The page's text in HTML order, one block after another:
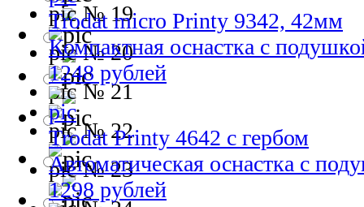
№ 19
№ 20
№ 21
№ 22
№ 23
Trodat micro Printy 9342, 42мм
Компактная оснастка с
1248 рублей
Trodat Printy 4642 с гербом
Автоматическая оснастка с
1298 рублей